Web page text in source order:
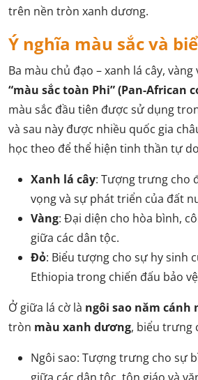
trên nền tròn xanh dương.
Ý nghĩa màu sắc và
Ba màu chủ đạo – xanh lá cây,
“màu sắc toàn Phi” (Pan-African
màu sắc đầu tiên được sử dụng
và sau này được nhiều quốc gia
học theo để thể hiện tinh thần tự
Xanh lá cây: Tượng trưng cho
vọng và sự phát triển của đất
Vàng: Đại diện cho hòa bình,
giữa các dân tộc.
Đỏ: Biểu tượng cho sự hy sinh
Ethiopia trong chiến đấu bảo
Ở giữa lá cờ là ngôi sao năm cánh
tròn màu xanh dương, biểu trưng
Ngôi sao: Tượng trưng cho sự